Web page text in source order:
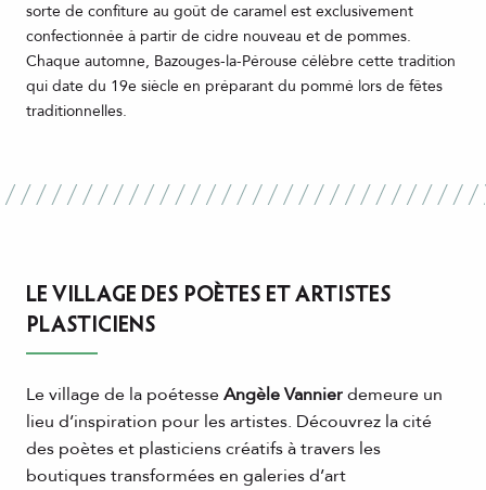
sorte de confiture au goût de caramel est exclusivement
confectionnée à partir de cidre nouveau et de pommes.
Chaque automne, Bazouges-la-Pérouse célèbre cette tradition
qui date du 19e siècle en préparant du pommé lors de fêtes
traditionnelles.
LE VILLAGE DES POÈTES ET ARTISTES
PLASTICIENS
Le village de la poétesseAngèle Vannierdemeure un
lieu d’inspiration pour les artistes. Découvrez la cité
des poètes et plasticiens créatifs à travers les
boutiques transformées en galeries d’art